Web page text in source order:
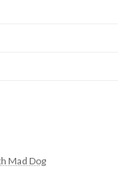
Mad Dog